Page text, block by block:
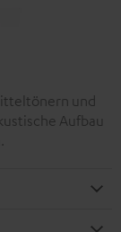
und
Aufbau